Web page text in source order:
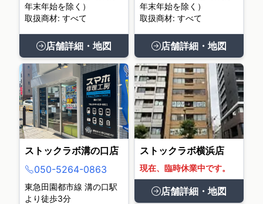
年末年始を除く）
取扱商材: すべて
店舗詳細・地図
年末年始を除く）
取扱商材: すべて
店舗詳細・地図
ストックラボ溝の口店
050-5264-0863
東急田園都市線 溝の口駅
より徒歩3分
ストックラボ横浜店
現在、臨時休業中です。
店舗詳細・地図